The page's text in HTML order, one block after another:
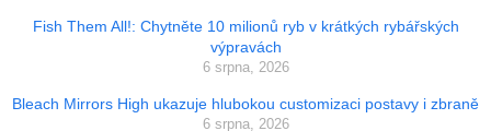
Fish Them All!: Chytněte 10 milionů ryb v krátkých rybářských
výpravách
6 srpna, 2026
Bleach Mirrors High ukazuje hlubokou customizaci postavy i zbraně
6 srpna, 2026